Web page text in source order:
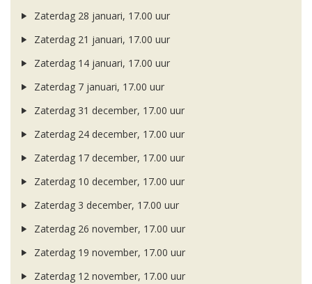
Zaterdag 28 januari, 17.00 uur
Zaterdag 21 januari, 17.00 uur
Zaterdag 14 januari, 17.00 uur
Zaterdag 7 januari, 17.00 uur
Zaterdag 31 december, 17.00 uur
Zaterdag 24 december, 17.00 uur
Zaterdag 17 december, 17.00 uur
Zaterdag 10 december, 17.00 uur
Zaterdag 3 december, 17.00 uur
Zaterdag 26 november, 17.00 uur
Zaterdag 19 november, 17.00 uur
Zaterdag 12 november, 17.00 uur